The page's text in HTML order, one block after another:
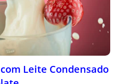
Leite Condensado